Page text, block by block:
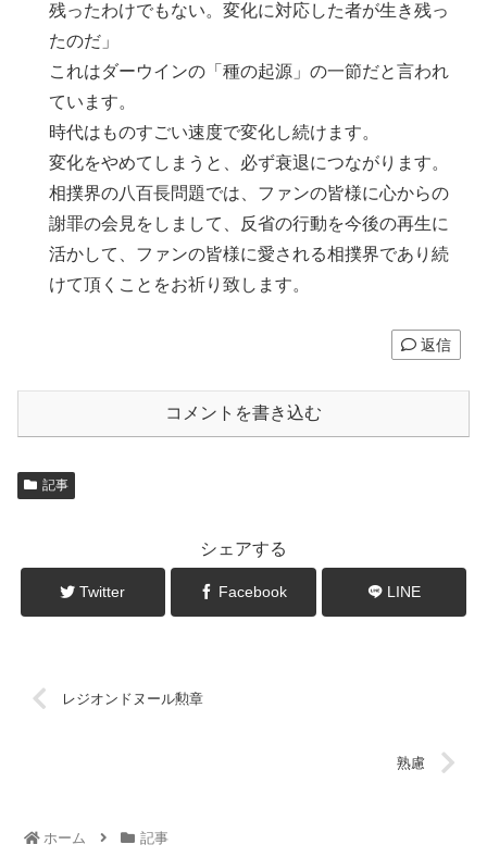
残ったわけでもない。変化に対応した者が生き残っ
たのだ」
これはダーウインの「種の起源」の一節だと言われ
ています。
時代はものすごい速度で変化し続けます。
変化をやめてしまうと、必ず衰退につながります。
相撲界の八百長問題では、ファンの皆様に心からの
謝罪の会見をしまして、反省の行動を今後の再生に
活かして、ファンの皆様に愛される相撲界であり続
けて頂くことをお祈り致します。
返信
コメントを書き込む
記事
シェアする
Twitter Facebook LINE
レジオンドヌール勲章
熟慮
ホーム 記事